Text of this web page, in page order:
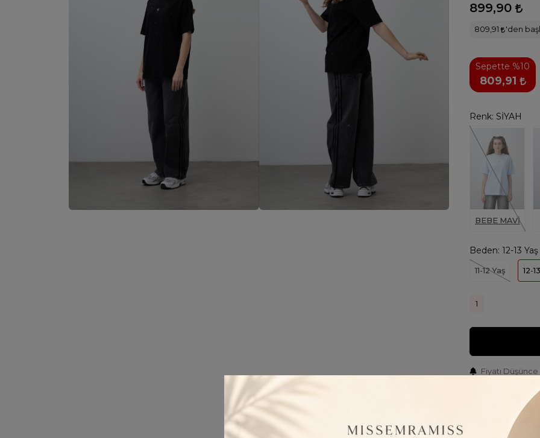
899,90
809,91 'den
Sepette %10
809,91
Renk: SİYAH
BEBE MAVİ
Beden: 12-13 Yaş
11-12 Yaş 12-
1
Fiyatı